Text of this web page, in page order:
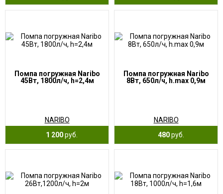
Помпа погружная Naribo
45Вт, 1800л/ч, h=2,4м
NARIBO
1 200руб.
Помпа погружная Naribo
8Вт, 650л/ч, h.max 0,9м
NARIBO
480руб.